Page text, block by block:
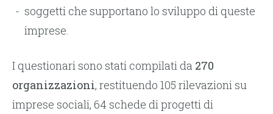
soggetti che supportano lo sviluppo di queste
imprese.
I questionari sono stati compilati da 270
organizzazioni, restituendo 105 rilevazioni su
imprese sociali, 64 schede di progetti di